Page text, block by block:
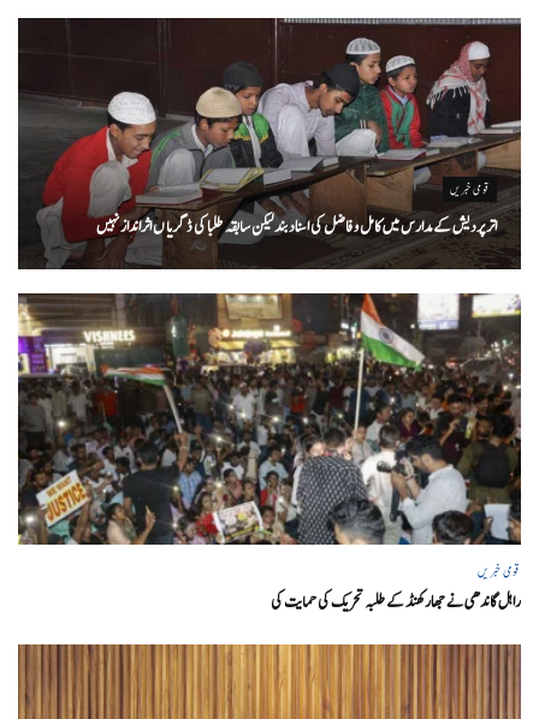
قومی خبریں
اتر پردیش کےمدارس میں کامل و فاضل کی اسناد بند لیکن سابقہ طلبا کی ڈگریا ں اثرانداز نہیں
قومی خبریں
راہل گاندھی نے جھارکھنڈ کے طلبہ تحریک کی حمایت کی